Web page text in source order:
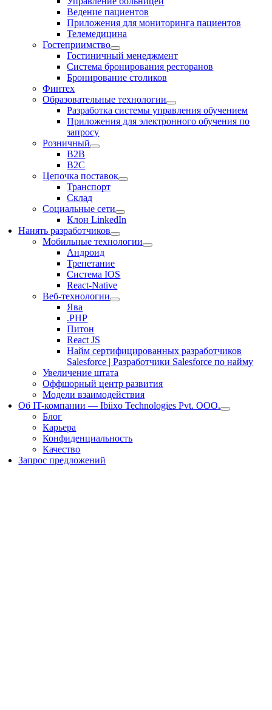
Ведение пациентов
Приложения для мониторинга пациентов
Телемедицина
Гостеприимство
Гостиничный менеджмент
Система бронирования ресторанов
Бронирование столиков
Финтех
Образовательные технологии
Разработка системы управления обучением
Приложения для электронного обучения по
запросу
Розничный
В2В
В2С
Цепочка поставок
Транспорт
Склад
Социальные сети
Клон LinkedIn
Нанять разработчиков
Мобильные технологии
Андроид
Трепетание
Система IOS
React-Native
Веб-технологии
Ява
.PHP
Питон
React JS
Найм сертифицированных разработчиков
Salesforce | Разработчики Salesforce по найму
Увеличение штата
Оффшорный центр развития
Модели взаимодействия
Об IT-компании — Ibiixo Technologies Pvt. ООО.
Блог
Карьера
Конфиденциальность
Качество
Запрос предложений